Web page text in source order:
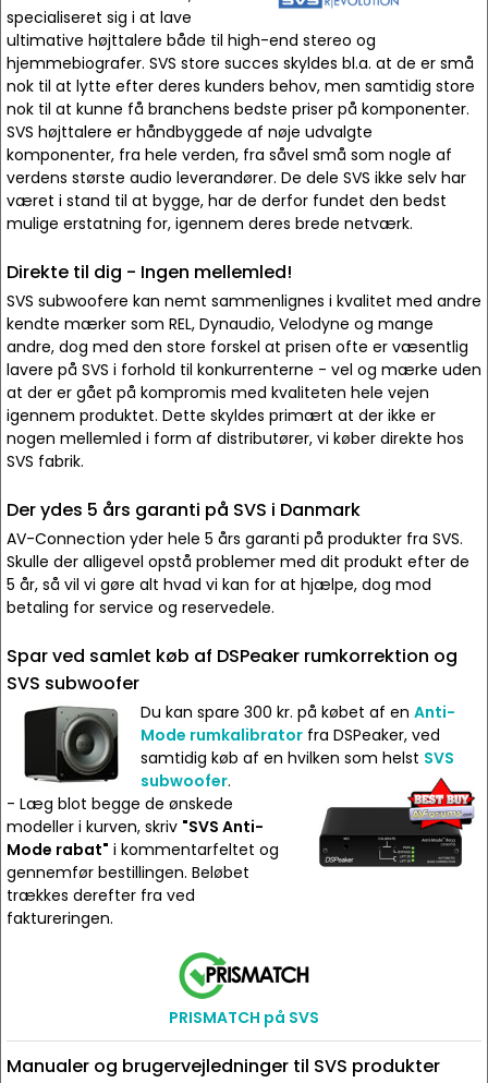
specialiseret sig i at lave
ultimative højttalere både til high-end stereo og
hjemmebiografer. SVS store succes skyldes bl.a. at de er små
nok til at lytte efter deres kunders behov, men samtidig store
nok til at kunne få branchens bedste priser på komponenter.
SVS højttalere er håndbyggede af nøje udvalgte
komponenter, fra hele verden, fra såvel små som nogle af
verdens største audio leverandører. De dele SVS ikke selv har
været i stand til at bygge, har de derfor fundet den bedst
mulige erstatning for, igennem deres brede netværk.
Direkte til dig - Ingen mellemled!
SVS subwoofere kan nemt sammenlignes i kvalitet med andre
kendte mærker som REL, Dynaudio, Velodyne og mange
andre, dog med den store forskel at prisen ofte er væsentlig
lavere på SVS i forhold til konkurrenterne - vel og mærke uden
at der er gået på kompromis med kvaliteten hele vejen
igennem produktet. Dette skyldes primært at der ikke er
nogen mellemled i form af distributører, vi køber direkte hos
SVS fabrik.
Der ydes 5 års garanti på SVS i Danmark
AV-Connection yder hele 5 års garanti på produkter fra SVS.
Skulle der alligevel opstå problemer med dit produkt efter de
5 år, så vil vi gøre alt hvad vi kan for at hjælpe, dog mod
betaling for service og reservedele.
Spar ved samlet køb af DSPeaker rumkorrektion og
SVS subwoofer
Du kan spare 300 kr. på købet af en Anti-
Mode rumkalibrator fra DSPeaker, ved
samtidig køb af en hvilken som helst SVS
subwoofer.
- Læg blot begge de ønskede
modeller i kurven, skriv "SVS Anti-
Mode rabat" i kommentarfeltet og
gennemfør bestillingen. Beløbet
trækkes derefter fra ved
faktureringen.
PRISMATCH på SVS
Manualer og brugervejledninger til SVS produkter